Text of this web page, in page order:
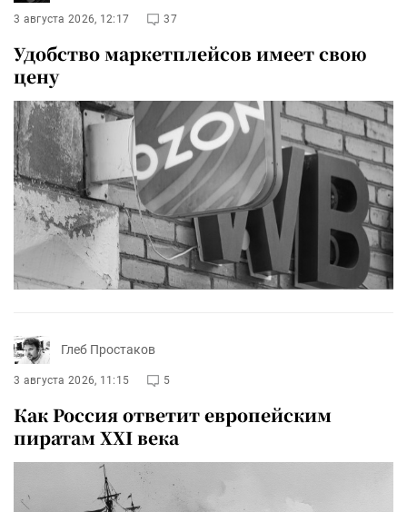
3 августа 2026, 12:17 37
Удобство маркетплейсов имеет свою
цену
Глеб Простаков
3 августа 2026, 11:15 5
Как Россия ответит европейским
пиратам XXI века